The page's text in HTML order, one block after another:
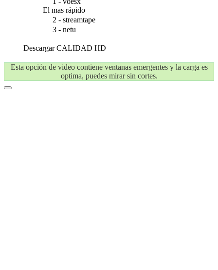
El mas rápido
2 - streamtape
3 - netu
DescargarCALIDAD HD
Esta opción de video contiene ventanas emergentes y la carga es
optima, puedes mirar sin cortes.